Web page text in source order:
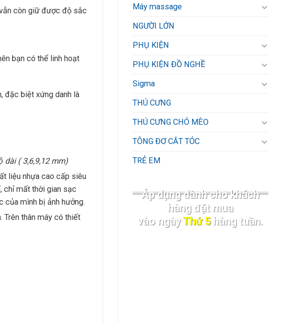
còn giữ được độ sắc
bạn có thể linh hoạt
đặc biệt xứng danh là
dài ( 3,6,9,12 mm)
liệu nhựa cao cấp siêu
chỉ mất thời gian sạc
của mình bị ảnh hưởng.
Trên thân máy có thiết
Máy massage
NGƯỜI LỚN
PHỤ KIỆN
PHỤ KIỆN ĐỒ NGHỀ
Sigma
THÚ CƯNG
THÚ CƯNG CHÓ MÈO
TÔNG ĐƠ CẮT TÓC
TRẺ EM
Áp dụng dành cho khách
hàng đặt mua
vào ngàyThứ 5hàng tuần.